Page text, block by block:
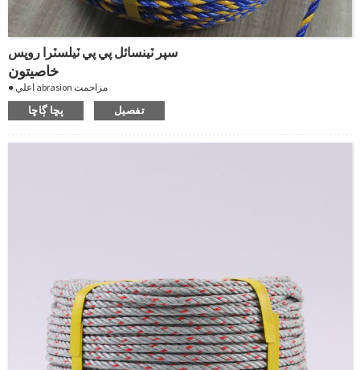
سپر ٽينسائل پي پي ٽيلسٽرا روپس
خاصيتون
● اعلي abrasion مزاحمت
● گلي ۾ طاقت جو نقصان نه ٿيو
● محفوظ ٿيل گلي
● سپر هٿ ڪرڻ
پڇا ڳاڇا تفصيل